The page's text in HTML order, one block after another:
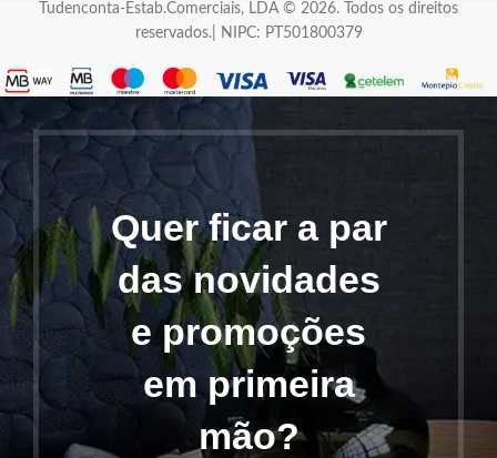
Tudenconta-Estab.Comerciais, LDA © 2026. Todos os direitos
reservados.| NIPC: PT501800379
Quer ficar a par
das novidades
e promoções
em primeira
mão?